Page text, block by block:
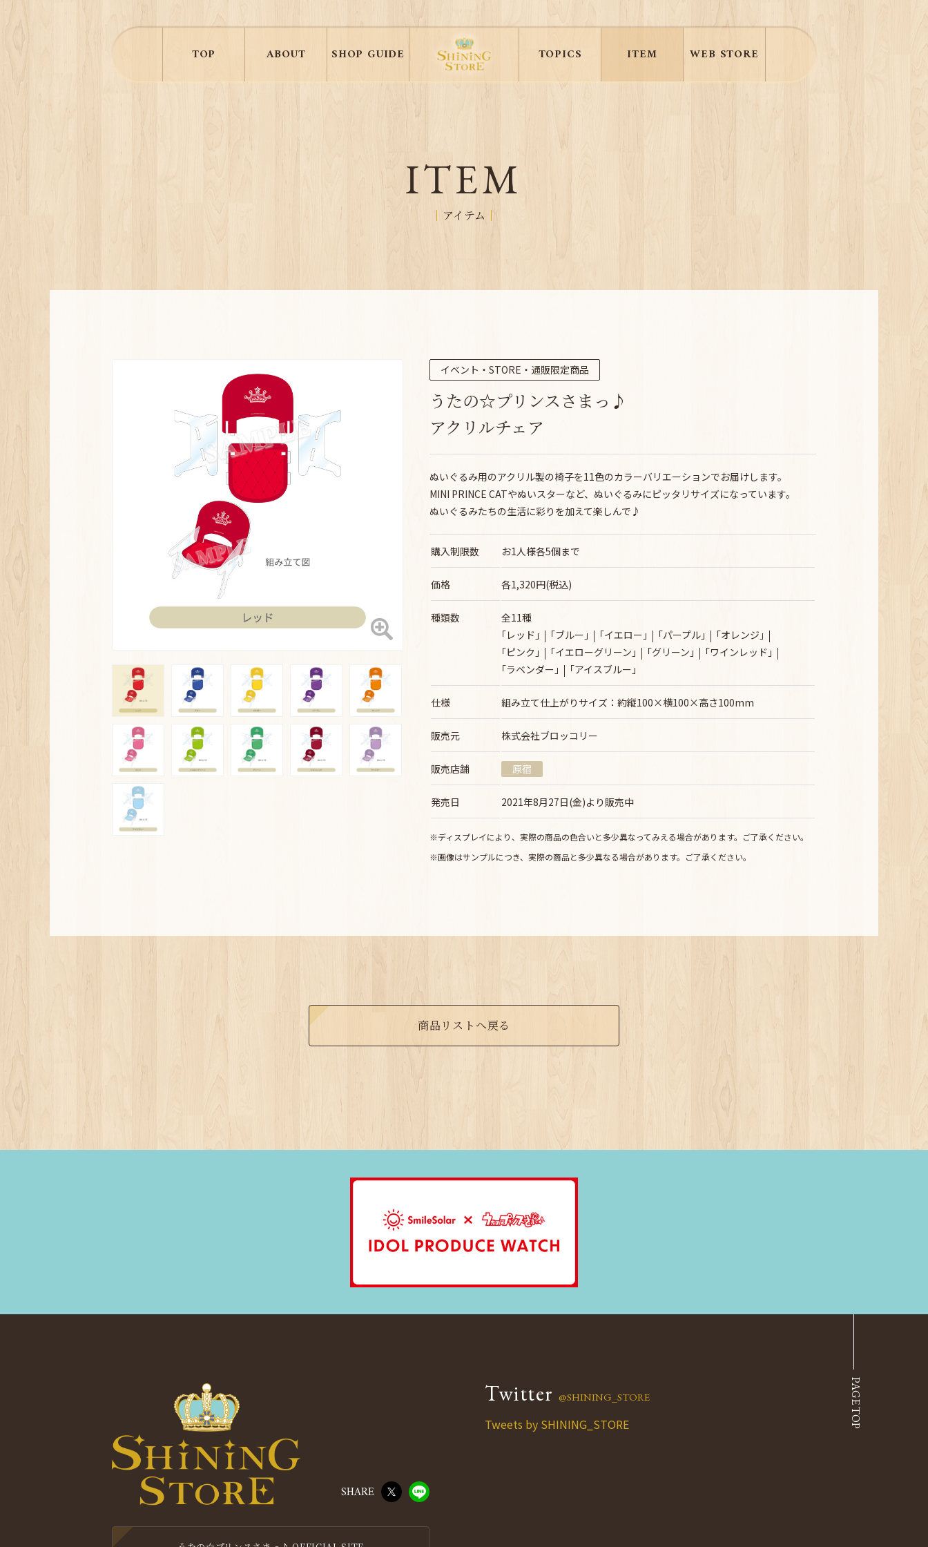
TOP ABOUT SHOP GUIDE TOPICS ITEM WEB STORE
ITEM
アイテム
イベント・STORE・通販限定商品
うたの☆プリンスさまっ♪
アクリルチェア
ぬいぐるみ用のアクリル製の椅子を11色のカラーバリエーションでお届けします。
MINI PRINCE CATやぬいスターなど、ぬいぐるみにピッタリサイズになっています。
ぬいぐるみたちの生活に彩りを加えて楽しんで♪
購入制限数 お1人様各5個まで
価格 各1,320円(税込)
種類数
全11種
｢レッド｣
｢ブルー｣ ｢イエロー｣ ｢パープル｣
｢オレンジ｣
｢ピンク｣
｢イエローグリーン｣ ｢グリーン｣
｢ワインレッド｣
｢ラベンダー｣
｢アイスブルー｣
仕様 組み立て仕上がりサイズ：約縦100×横100×高さ100mm
販売元 株式会社ブロッコリー
販売店舗 原宿
発売日 2021年8月27日(金)より販売中
※ディスプレイにより、実際の商品の色合いと多少異なってみえる場合があります。ご了承ください。
※画像はサンプルにつき、実際の商品と多少異なる場合があります。ご了承ください。
商品リストへ戻る
Twitter @SHINING_STORE
Tweets by SHINING_STORE
SHARE
PAGE TOP